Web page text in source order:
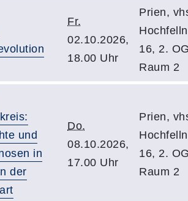
Fr.
02.10.2026,
18.00 Uhr
Prien,
16, 2.
Raum 2
und
in
der
Do.
08.10.2026,
17.00 Uhr
Prien,
16, 2.
Raum 2